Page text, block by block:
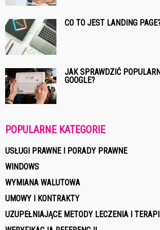
CO TO JEST LANDING
JAK SPRAWDZIĆ
GOOGLE?
POPULARNE KATEGORIE
USŁUGI PRAWNE I PORADY PRAWNE
WINDOWS
WYMIANA WALUTOWA
UMOWY I KONTRAKTY
UZUPEŁNIAJĄCE METODY LECZENIA I TERAPII